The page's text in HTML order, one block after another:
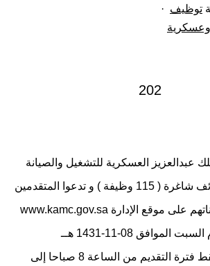
توظيف
عبدالعزيز العسكرية للتشغيل والصيانة
بتبوك عن توفر وظائف شاغرة ( 115 وظيفة ) و تدعوا المتقدمين
على موقع الإدارة www.kamc.gov.sa
08-11-1431 هــ
ولمدة خمس أيام فقط فترة التقديم من الساعة 8 صباحا إلى